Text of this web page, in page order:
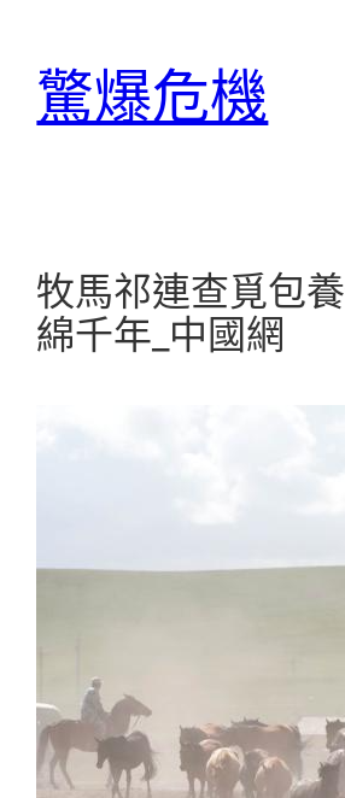
驚爆危機
牧馬祁連查覓包
綿千年_中國網